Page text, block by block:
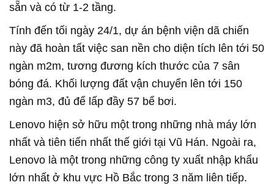
sẵn và có từ 1-2 tầng.
Tính đến tối ngày 24/1, dự án bệnh viện dã chiến
này đã hoàn tất việc san nền cho diện tích lên tới 50
ngàn m2m, tương đương kích thước của 7 sân
bóng đá. Khối lượng đất vận chuyển lên tới 150
ngàn m3, đủ để lấp đầy 57 bể bơi.
Lenovo hiện sở hữu một trong những nhà máy lớn
nhất và tiên tiến nhất thế giới tại Vũ Hán. Ngoài ra,
Lenovo là một trong những công ty xuất nhập khẩu
lớn nhất ở khu vực Hồ Bắc trong 3 năm liên tiếp.